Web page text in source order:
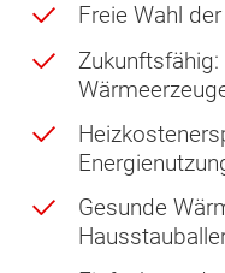
Freie Wahl
Zukunftsfähig:
Gesunde